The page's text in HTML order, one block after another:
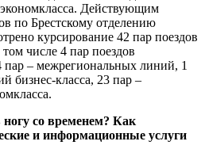
Действующим
по Брестскому отделению
курсирование 42 пар поездов
числе 4 пар поездов
– межрегиональных линий, 1
бизнес-класса, 23 пар –
со временем? Как
и информационные услуги